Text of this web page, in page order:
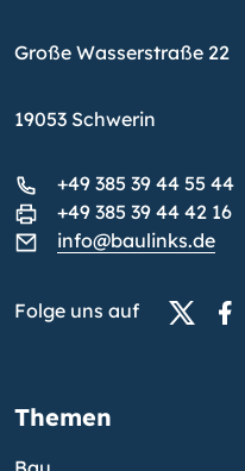
Große Wasserstraße 22
19053 Schwerin
+49 385 39 44 55 44
+49 385 39 44 42 16
info@baulinks.de
Folge uns auf
Themen